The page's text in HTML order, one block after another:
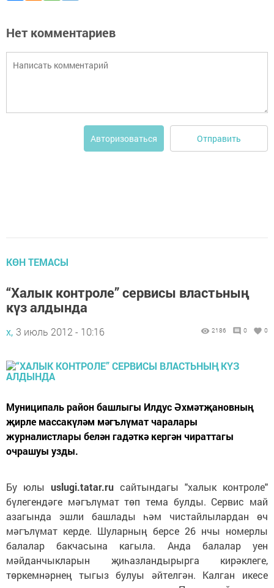
Нет комментариев
Авторизоваться Отправить
КӨН ТЕМАСЫ
“Халык контроле” сервисы властьның
күз алдында
х, 3 июль 2012 - 10:16 2186 0 0
Муниципаль район башлыгы Илдус Әхмәтҗановның
җирле массакүләм мәгълүмат чаралары
журналистлары белән гадәткә кергән чираттагы
очрашуы узды.
Бу юлы uslugi.tatar.ru сайтындагы "халык контроле"
бүлегендәге мәгълүмат төп тема булды. Сервис май
азагында эшли башлады һәм чис­тайлылардан өч
мәгълүмат керде. Шуларның берсе 26 нчы номерлы
балалар бакчасына кагыла. Анда балалар уен
мәйданчыкларын җиһазландырырга кирәклеге,
төркемнәрнең тыгыз булуы әйтелгән. Калган икесе